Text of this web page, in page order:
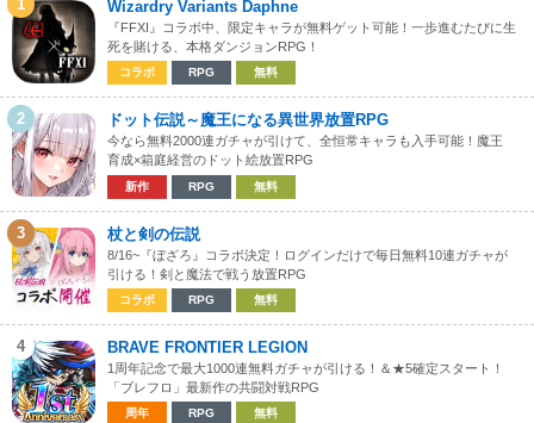
1 Wizardry Variants Daphne
『FFXI』コラボ中、限定キャラが無料ゲット可能！一歩進むたびに生
死を賭ける、本格ダンジョンRPG！
コラボ RPG 無料
2 ドット伝説～魔王になる異世界放置RPG
今なら無料2000連ガチャが引けて、全恒常キャラも入手可能！魔王
育成×箱庭経営のドット絵放置RPG
新作 RPG 無料
3 杖と剣の伝説
8/16~『ぼざろ』コラボ決定！ログインだけで毎日無料10連ガチャが
引ける！剣と魔法で戦う放置RPG
コラボ RPG 無料
4 BRAVE FRONTIER LEGION
1周年記念で最大1000連無料ガチャが引ける！＆★5確定スタート！
「ブレフロ」最新作の共闘対戦RPG
周年 RPG 無料